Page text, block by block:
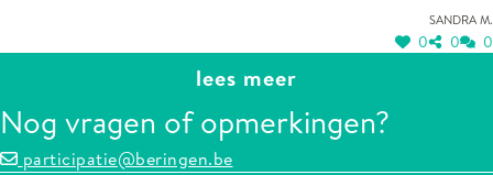
Sandra M.
0 0 0
lees meer
Nog vragen of opmerkingen?
participatie@beringen.be